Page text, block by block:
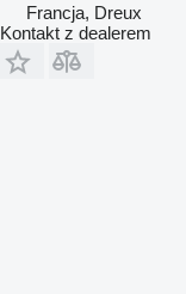
Francja, Dreux
Kontakt z dealerem